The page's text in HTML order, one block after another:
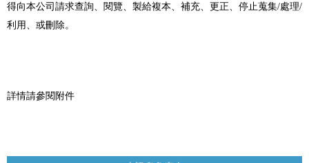
得向本公司請求查詢、閱覽、製給複本、補充、更正、停止蒐集/處理/
利用、或刪除。
詳情請參閱附件